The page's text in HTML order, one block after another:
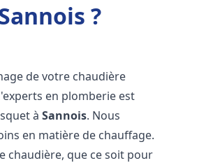
?
de votre chaudière
en plomberie est
àSannois. Nous
en matière de chauffage.
chaudière, que ce soit pour